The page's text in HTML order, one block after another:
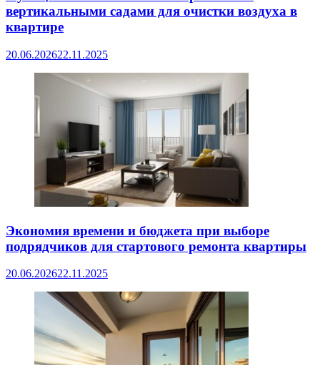
вертикальными садами для очистки воздуха в
квартире
20.06.202622.11.2025
Экономия времени и бюджета при выборе
подрядчиков для стартового ремонта квартиры
20.06.202622.11.2025